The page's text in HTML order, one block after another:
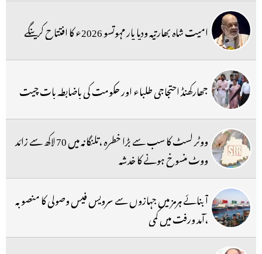
امیت شاہ بھارتیہ ودیا پار مہوتسو 2026ء کا افتتاح کرینگے
جھارکھنڈ احتجاجی طلباء اور حکومت کی باضابطہ بات چیت
ووٹر لسٹ کا سب سے بڑا خطرہ ،تلنگانہ میں 70 لاکھ سے زائد
ووٹ منسوخ ہونے کا خدشہ
آبنائے ہرمز میں جہازوں سے سرویس فیس وصولی کا منصوبہ
،آمد ورفت میں کمی